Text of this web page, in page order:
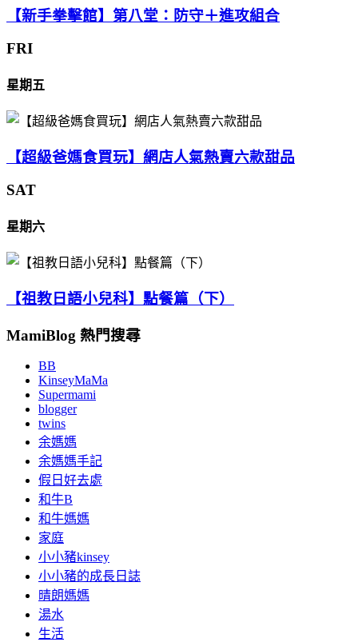
【新手拳擊館】第八堂：防守＋進攻組合
FRI
星期五
【超級爸媽食買玩】網店人氣熱賣六款甜品
SAT
星期六
【祖教日語小兒科】點餐篇（下）
MamiBlog 熱門搜尋
BB
KinseyMaMa
Supermami
blogger
twins
余媽媽
余媽媽手記
假日好去處
和牛B
和牛媽媽
家庭
小小豬kinsey
小小豬的成長日誌
晴朗媽媽
湯水
生活